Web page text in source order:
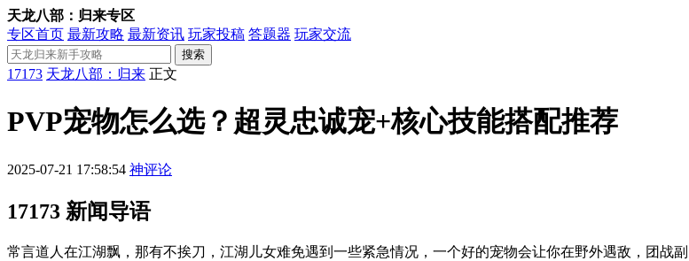
天龙八部：归来专区
专区首页 最新攻略 最新资讯 玩家投稿 答题器 玩家交流
搜索
17173 天龙八部：归来 正文
PVP宠物怎么选？超灵忠诚宠+核心技能搭配推荐
2025-07-21 17:58:54 神评论
17173 新闻导语
常言道人在江湖飘，那有不挨刀，江湖儿女难免遇到一些紧急情况，一个好的宠物会让你在野外遇敌，团战副